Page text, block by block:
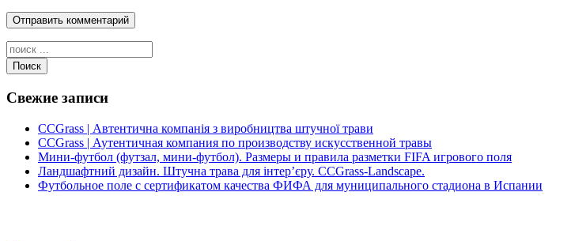
Поиск
Свежие записи
CCGrass | Автентична компанія з виробництва штучної трави
CCGrass | Аутентичная компания по производству искусственной травы
Мини-футбол (футзал, мини-футбол). Размеры и правила разметки FIFA игрового поля
Ландшафтний дизайн. Штучна трава для інтер’єру. CCGrass-Landscape.
Футбольное поле с сертификатом качества ФИФА для муниципального стадиона в Испании